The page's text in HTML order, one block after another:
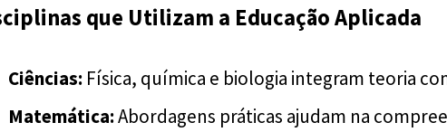
que Utilizam a Educação Aplicada
Ciências: Física, química e biologia integram teoria
Matemática:Abordagens práticas ajudam na